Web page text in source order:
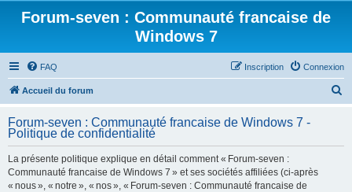
Forum-seven : Communauté francaise de
Windows 7
FAQ Connexion
Inscription
Accueil du forum
h
Forum-seven : Communauté francaise de Windows 7 -
Politique de confidentialité
La présente politique explique en détail comment « Forum-seven :
Communauté francaise de Windows 7 » et ses sociétés affiliées (ci-après
« nous », « notre », « nos », « Forum-seven : Communauté francaise de